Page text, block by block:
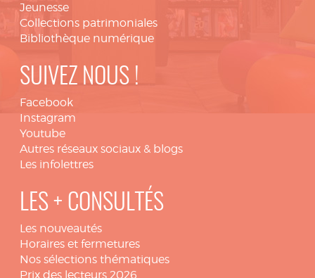
Jeunesse
Collections patrimoniales
Bibliothèque numérique
SUIVEZ NOUS !
Facebook
Instagram
Youtube
Autres réseaux sociaux & blogs
Les infolettres
LES + CONSULTÉS
Les nouveautés
Horaires et fermetures
Nos sélections thématiques
Prix des lecteurs 2026